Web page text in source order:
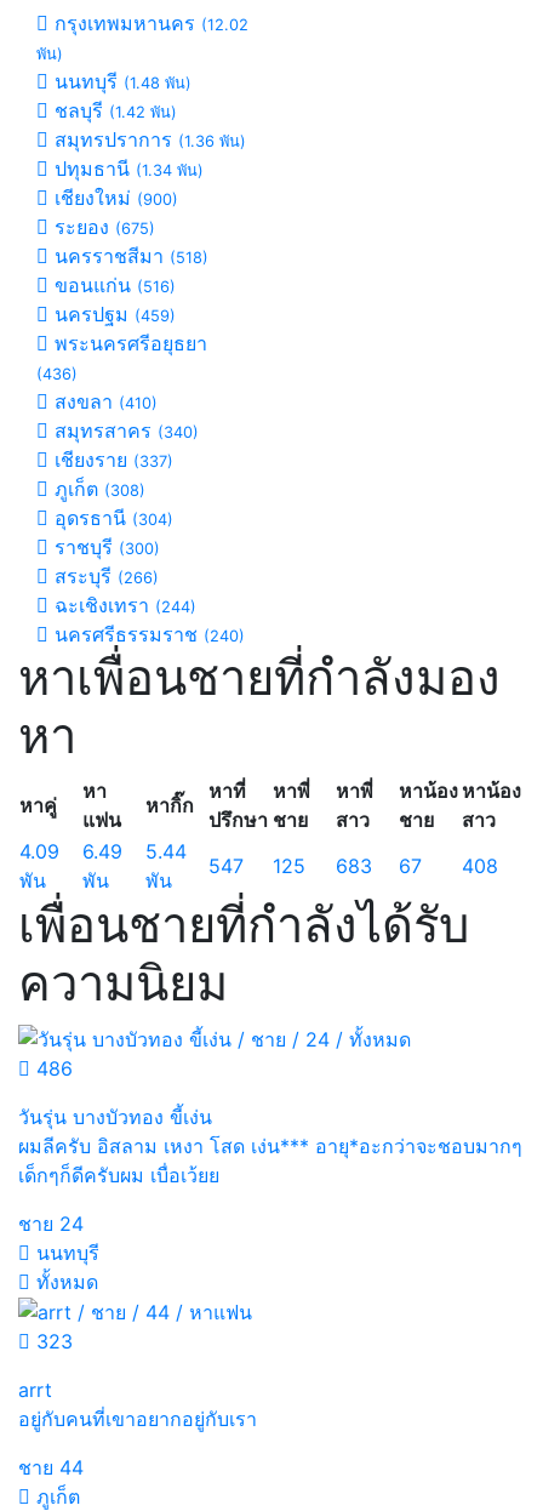
กรุงเทพมหานคร (12.02
พัน)
นนทบุรี (1.48 พัน)
ชลบุรี (1.42 พัน)
สมุทรปราการ (1.36 พัน)
ปทุมธานี (1.34 พัน)
เชียงใหม่ (900)
ระยอง (675)
นครราชสีมา (518)
ขอนแก่น (516)
นครปฐม (459)
พระนครศรีอยุธยา
(436)
สงขลา (410)
สมุทรสาคร (340)
เชียงราย (337)
ภูเก็ต (308)
อุดรธานี (304)
ราชบุรี (300)
สระบุรี (266)
ฉะเชิงเทรา (244)
นครศรีธรรมราช (240)
หาเพื่อนชายที่กำลังมอง
หา
หาคู่
หา
แฟน
หากิ๊ก
หาที่
ปรึกษา
หาพี่
ชาย
หาพี่
สาว
หาน้อง
ชาย
หาน้อง
สาว
4.09
พัน
6.49
พัน
5.44
พัน
547 125 683 67 408
เพื่อนชายที่กำลังได้รับ
ความนิยม
486
วันรุ่น บางบัวทอง ขี้เง่น
ผมลีครับ อิสลาม เหงา โสด เง่น*** อายุ*อะกว่าจะชอบมากๆ
เด็กๆก็ดีครับผม เบื่อเว้ยย
ชาย 24
นนทบุรี
ทั้งหมด
323
arrt
อยู่กับคนที่เขาอยากอยู่กับเรา
ชาย 44
ภูเก็ต